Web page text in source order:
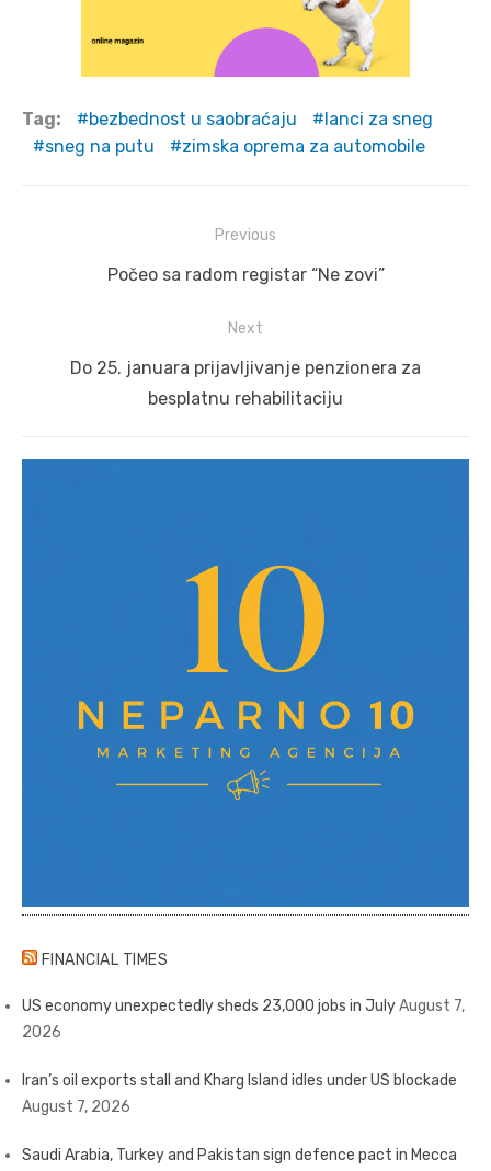
Tag: bezbednost u saobraćaju
lanci za sneg
sneg na putu
zimska oprema za automobile
navigation
Previous
Previous
Počeo sa radom registar “Ne zovi”
Next
Do 25. januara prijavljivanje penzionera za
besplatnu rehabilitaciju
FINANCIAL TIMES
US economy unexpectedly sheds 23,000 jobs in JulyAugust 7,
2026
Iran’s oil exports stall and Kharg Island idles under US blockade
August 7, 2026
Saudi Arabia, Turkey and Pakistan sign defence pact in Mecca